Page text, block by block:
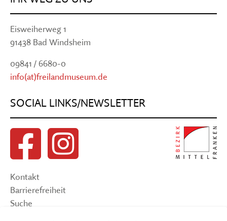
Eisweiherweg 1
91438 Bad Windsheim
09841 / 6680-0
info(at)freilandmuseum.de
SOCIAL LINKS/NEWSLETTER
Kontakt
Barrierefreiheit
Suche